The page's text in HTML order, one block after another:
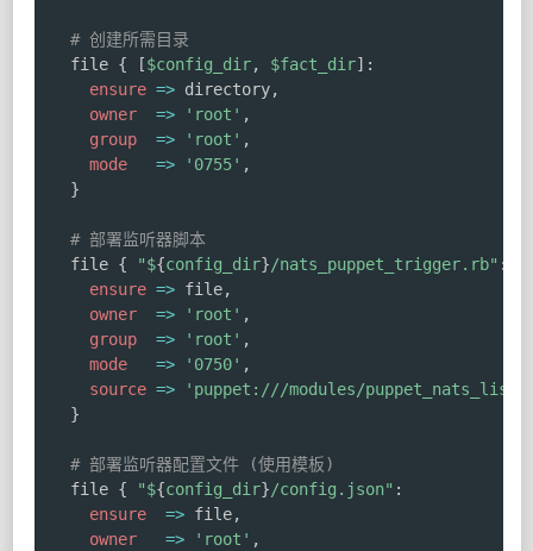
# 创建所需目录
  file
{ [$config_dir, $fact_dir] :
ensure => directory,
owner
=> 'root' ,
group
=> 'root' ,
mode
=> '0755' ,
}
# 部署监听器脚本
  file
{ "${config_dir}/nats_puppet_trigger.rb" :
ensure => file,
owner
=> 'root' ,
group
=> 'root' ,
mode
=> '0750' ,
source =>
'puppet:///modules/
}
# 部署监听器配置文件 (使用模板)
  file
{ "${config_dir}/config.json" :
ensure
=> file,
owner
=> 'root' ,